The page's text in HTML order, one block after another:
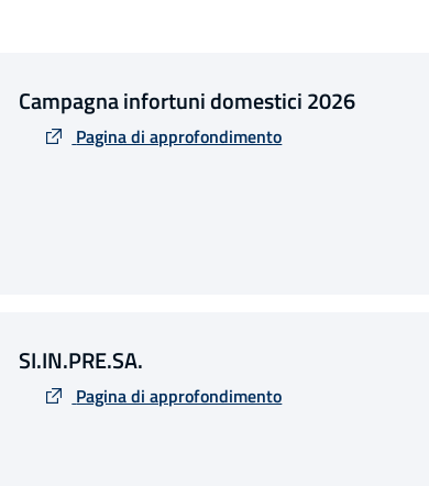
Campagna infortuni domestici 2026
Pagina di approfondimento
SI.IN.PRE.SA.
Pagina di approfondimento